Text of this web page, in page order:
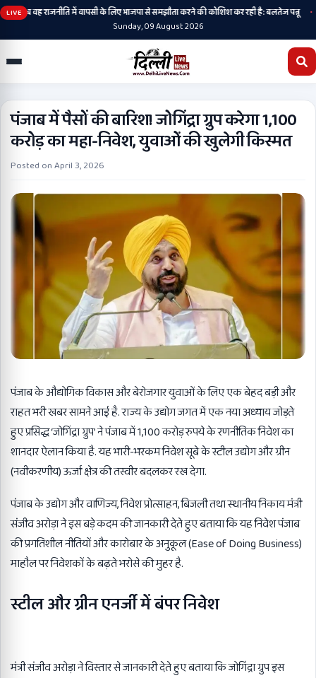
LIVE
है, अब वह राजनीति में वापसी के लिए भाजपा से समझौता करने की कोशिश कर रही है: बलतेज पन्नू •
Sunday, 09 August 2026
पंजाब में पैसों की बारिश! जोगिंद्रा ग्रुप करेगा 1,100
करोड़ का महा-निवेश, युवाओं की खुलेगी किस्मत
Posted onApril 3, 2026
पंजाब के औद्योगिक विकास और बेरोजगार युवाओं के लिए एक बेहद बड़ी और
राहत भरी खबर सामने आई है. राज्य के उद्योग जगत में एक नया अध्याय जोड़ते
हुए प्रसिद्ध ‘जोगिंद्रा ग्रुप’ ने पंजाब में 1,100 करोड़ रुपये के रणनीतिक निवेश का
शानदार ऐलान किया है. यह भारी-भरकम निवेश सूबे के स्टील उद्योग और ग्रीन
(नवीकरणीय) ऊर्जा क्षेत्र की तस्वीर बदलकर रख देगा.
पंजाब के उद्योग और वाणिज्य, निवेश प्रोत्साहन, बिजली तथा स्थानीय निकाय मंत्री
संजीव अरोड़ा ने इस बड़े कदम की जानकारी देते हुए बताया कि यह निवेश पंजाब
की प्रगतिशील नीतियों और कारोबार के अनुकूल (Ease of Doing Business)
माहौल पर निवेशकों के बढ़ते भरोसे की मुहर है.
स्टील और ग्रीन एनर्जी में बंपर निवेश
मंत्री संजीव अरोड़ा ने विस्तार से जानकारी देते हुए बताया कि जोगिंद्रा ग्रुप इस